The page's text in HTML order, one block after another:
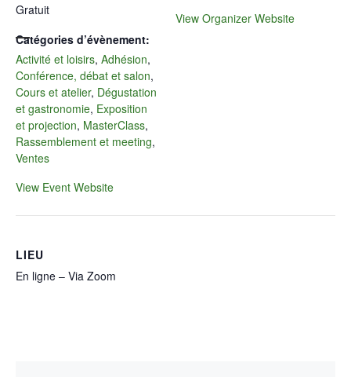
Gratuit
Catégories d’évènement:
Activité et loisirs, Adhésion,
Conférence, débat et salon,
Cours et atelier, Dégustation
et gastronomie, Exposition
et projection, MasterClass,
Rassemblement et meeting,
Ventes
View Event Website
View Organizer Website
LIEU
En ligne – Via Zoom